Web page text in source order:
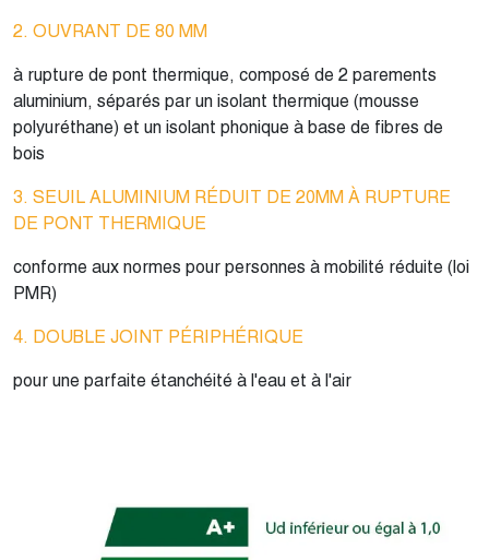
2. OUVRANT DE 80 MM
à rupture de pont thermique, composé de 2 parements
aluminium, séparés par un isolant thermique (mousse
polyuréthane) et un isolant phonique à base de fibres de
bois
3. SEUIL ALUMINIUM RÉDUIT DE 20MM À RUPTURE
DE PONT THERMIQUE
conforme aux normes pour personnes à mobilité réduite (loi
PMR)
4. DOUBLE JOINT PÉRIPHÉRIQUE
pour une parfaite étanchéité à l'eau et à l'air